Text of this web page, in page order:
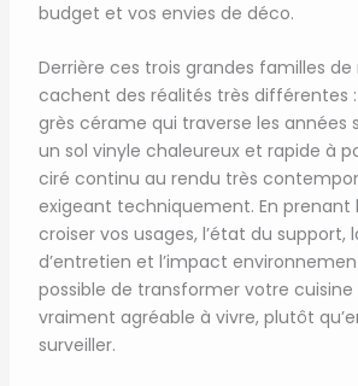
budget et vos envies de déco.
Derrière ces trois grandes familles
cachent des réalités très différentes
grès cérame qui traverse les années
un sol vinyle chaleureux et rapide à
ciré continu au rendu très
exigeant techniquement. En prenant
croiser vos usages, l’état du support,
d’entretien et l’impact
possible de transformer votre cuisine
vraiment agréable à vivre, plutôt
surveiller.